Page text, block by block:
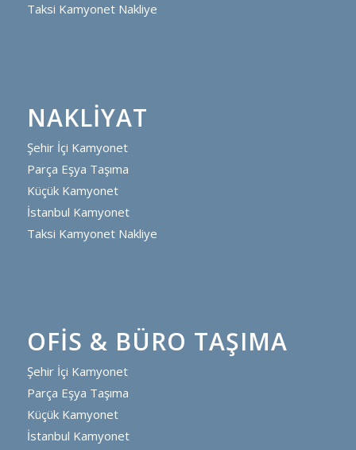
Taksi Kamyonet Nakliye
NAKLIYAT
Şehir İçi Kamyonet
Parça Eşya Taşıma
Küçük Kamyonet
İstanbul Kamyonet
Taksi Kamyonet Nakliye
OFIS & BÜRO TAŞIMA
Şehir İçi Kamyonet
Parça Eşya Taşıma
Küçük Kamyonet
İstanbul Kamyonet